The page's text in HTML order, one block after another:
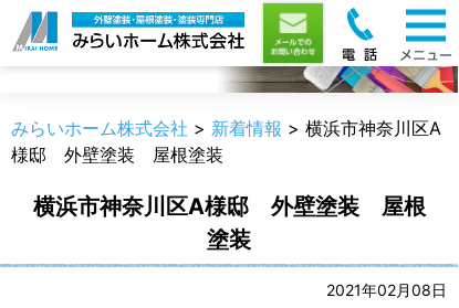
新着情報
みらいホーム株式会社 > 新着情報 > 横浜市神奈川区A
様邸 外壁塗装 屋根塗装
横浜市神奈川区A様邸 外壁塗装 屋根
塗装
2021年02月08日